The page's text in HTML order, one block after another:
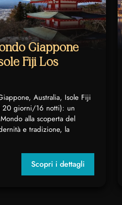
Giappone
Fiji Los
Australia, Isole Fiji
20 giorni/16 notti): un
alla scoperta del
e tradizione, la
Scopri i dettagli